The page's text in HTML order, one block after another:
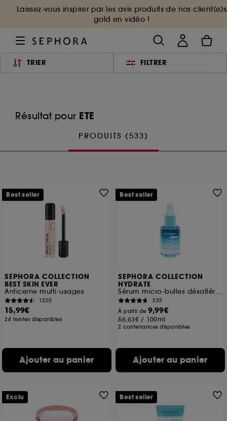
Laissez-vous inspirer par les avis produits de nos client(e)s
gold en vidéo !
TRIER FILTRER
Résultat pour ETE
PRODUITS (533)
SEPHORA COLLECTION
BEST SKIN EVER
Anticerne multi-usages
1530
15,99€
24 teintes disponibles
Ajouter au panier
Best seller
SEPHORA COLLECTION
HYDRATE
Sérum micro-bulles désaltérant à l'Acide hyaluronique + polyglutamique
535
À partir de9,99€
66,63€ / 100ml
2 contenances disponibles
Ajouter au panier
Best seller
Exclu Best seller